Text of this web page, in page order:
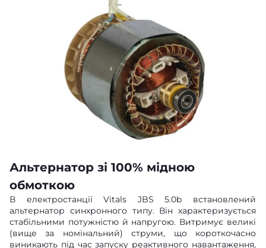
Альтернатор зі 100% мідною
обмоткою
В електростанції Vitals JBS 5.0b встановлений
альтернатор синхронного типу. Він характеризується
стабільними потужністю й напругою. Витримує великі
(вище за номінальний) струми, що короткочасно
виникають під час запуску реактивного навантаження,